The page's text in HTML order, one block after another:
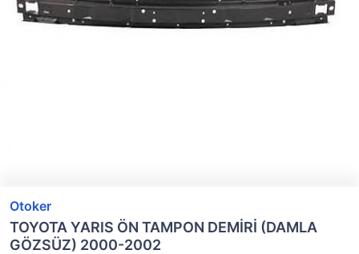
Otoker
TOYOTA YARIS ÖN TAMPON DEMİRİ (DAMLA
GÖZSÜZ) 2000-2002